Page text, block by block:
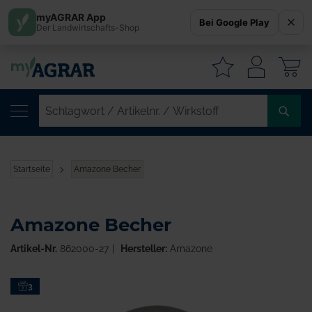
Startseite Amazone Becher
Zum3
Amazone Becher
Artikel-Nr. 862000-27 Hersteller:Amazone
myAGRAR App
Der Landwirtschafts-Shop Bei Google Play